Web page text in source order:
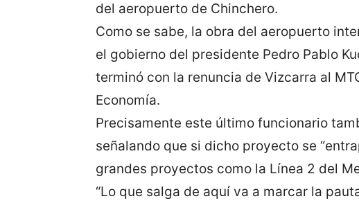
del aeropuerto de Chinchero.
Como se sabe, la obra del aeropuerto
el gobierno del presidente Pedro Pablo
terminó con la renuncia de Vizcarra al
Economía.
Precisamente este último funcionario
señalando que si dicho proyecto se
grandes proyectos como la Línea 2 del
“Lo que salga de aquí va a marcar la